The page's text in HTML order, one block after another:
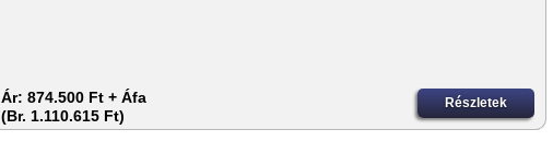
Ár: 874.500 Ft + Áfa
(Br. 1.110.615 Ft)
Részletek